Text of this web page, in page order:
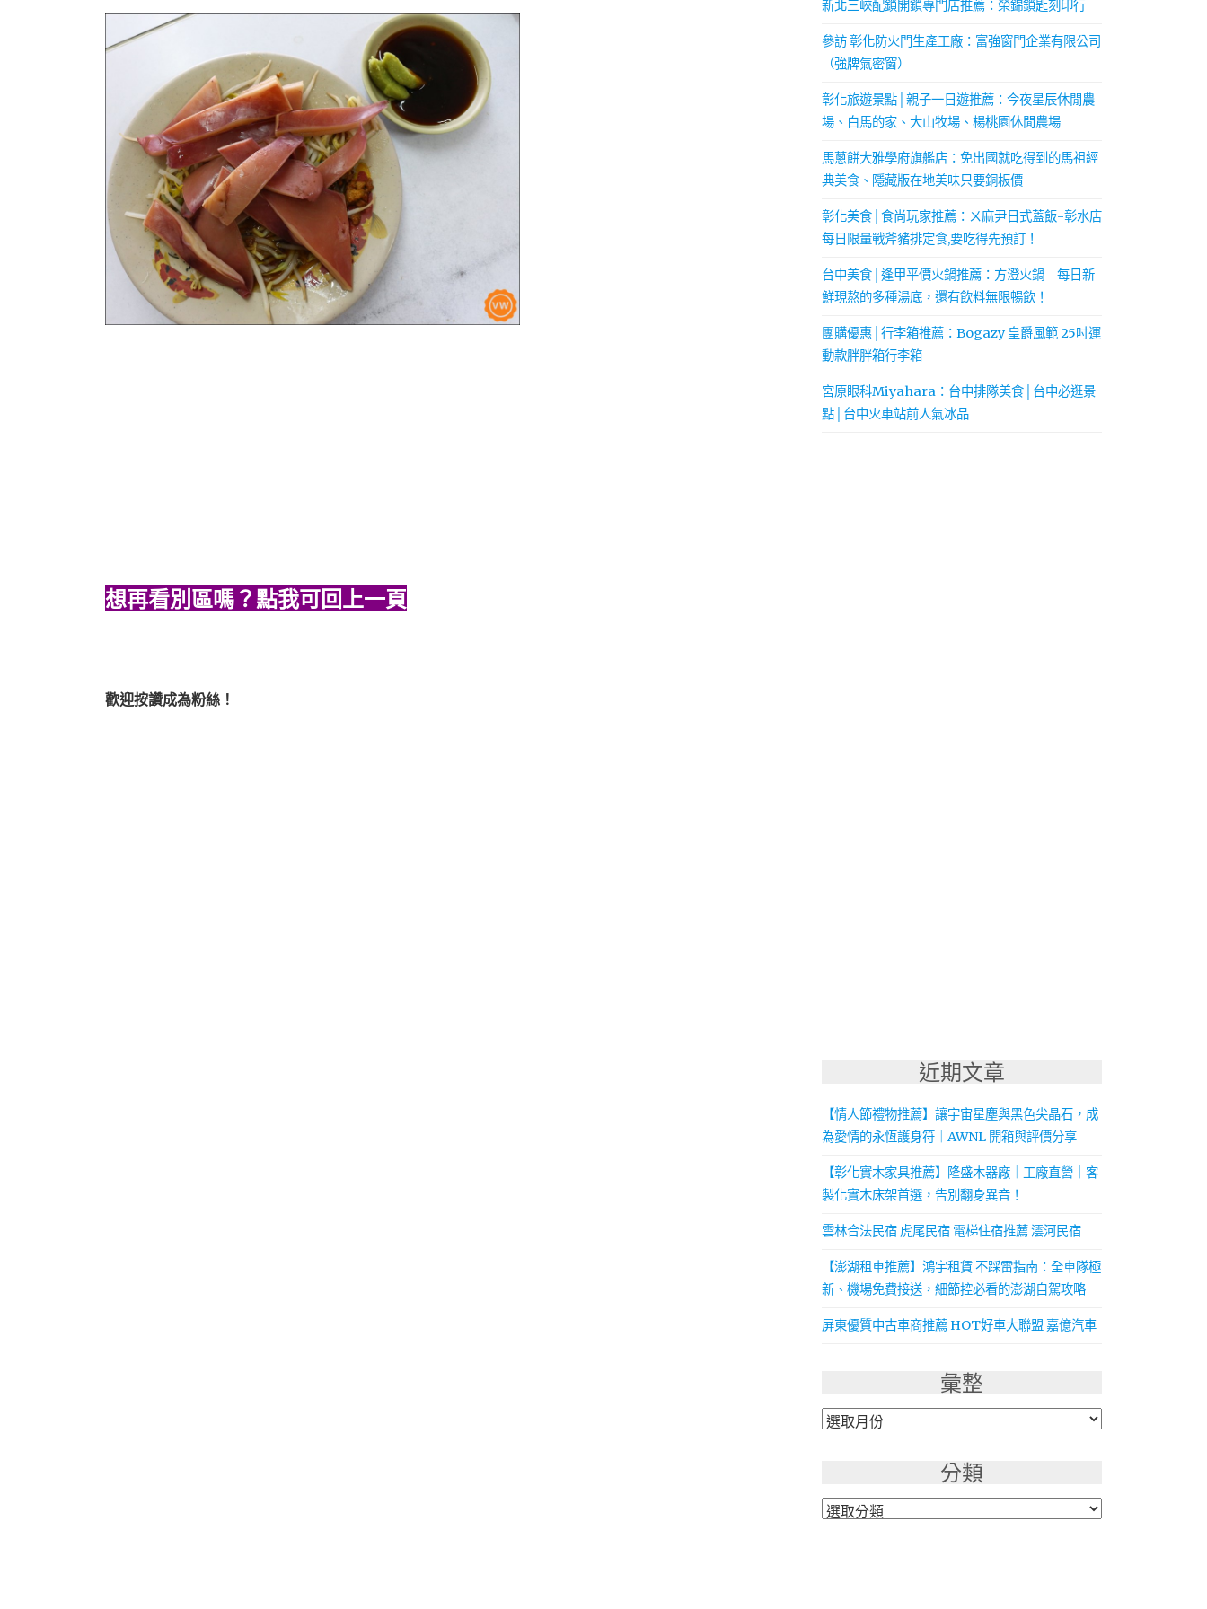
想再看別區嗎？點我可回上一頁
歡迎按讚成為粉絲！
新北三峽配鎖開鎖專門店推薦：榮錦鎖匙刻印行
參訪 彰化防火門生產工廠：富強窗門企業有限公司
（強牌氣密窗）
彰化旅遊景點│親子一日遊推薦：今夜星辰休閒農
場、白馬的家、大山牧場、楊桃園休閒農場
馬蔥餅大雅學府旗艦店：免出國就吃得到的馬祖經
典美食、隱藏版在地美味只要銅板價
彰化美食│食尚玩家推薦：ㄨ麻尹日式蓋飯-彰水店
每日限量戰斧豬排定食,要吃得先預訂！
台中美食│逢甲平價火鍋推薦：方澄火鍋 每日新
鮮現熬的多種湯底，還有飲料無限暢飲！
團購優惠│行李箱推薦：Bogazy 皇爵風範 25吋運
動款胖胖箱行李箱
宮原眼科Miyahara：台中排隊美食│台中必逛景
點│台中火車站前人氣冰品
近期文章
【情人節禮物推薦】讓宇宙星塵與黑色尖晶石，成
為愛情的永恆護身符｜AWNL 開箱與評價分享
【彰化實木家具推薦】隆盛木器廠｜工廠直營｜客
製化實木床架首選，告別翻身異音！
雲林合法民宿 虎尾民宿 電梯住宿推薦 澐河民宿
【澎湖租車推薦】鴻宇租賃 不踩雷指南：全車隊極
新、機場免費接送，細節控必看的澎湖自駕攻略
屏東優質中古車商推薦 HOT好車大聯盟 嘉億汽車
彙整
彙
分類
分